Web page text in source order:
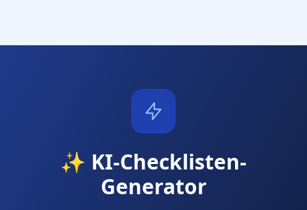
✨ KI-Checklisten-
Generator